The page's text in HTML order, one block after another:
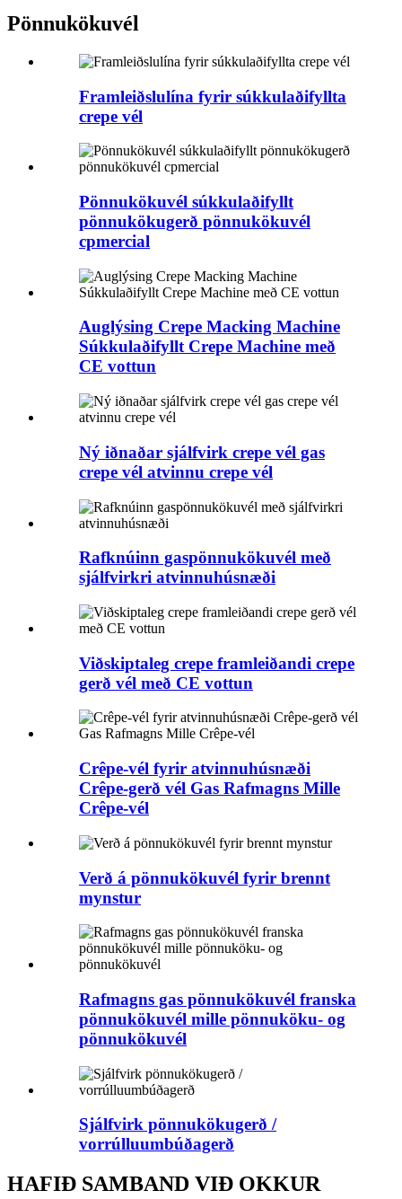
Pönnukökuvél
Framleiðslulína fyrir súkkulaðifyllta
crepe vél
Pönnukökuvél súkkulaðifyllt
pönnukökugerð pönnukökuvél
cpmercial
Auglýsing Crepe Macking Machine
Súkkulaðifyllt Crepe Machine með
CE vottun
Ný iðnaðar sjálfvirk crepe vél gas
crepe vél atvinnu crepe vél
Rafknúinn gaspönnukökuvél með
sjálfvirkri atvinnuhúsnæði
Viðskiptaleg crepe framleiðandi crepe
gerð vél með CE vottun
Crêpe-vél fyrir atvinnuhúsnæði
Crêpe-gerð vél Gas Rafmagns Mille
Crêpe-vél
Verð á pönnukökuvél fyrir brennt
mynstur
Rafmagns gas pönnukökuvél franska
pönnukökuvél mille pönnuköku- og
pönnukökuvél
Sjálfvirk pönnukökugerð /
vorrúlluumbúðagerð
HAFIÐ SAMBAND VIÐ OKKUR